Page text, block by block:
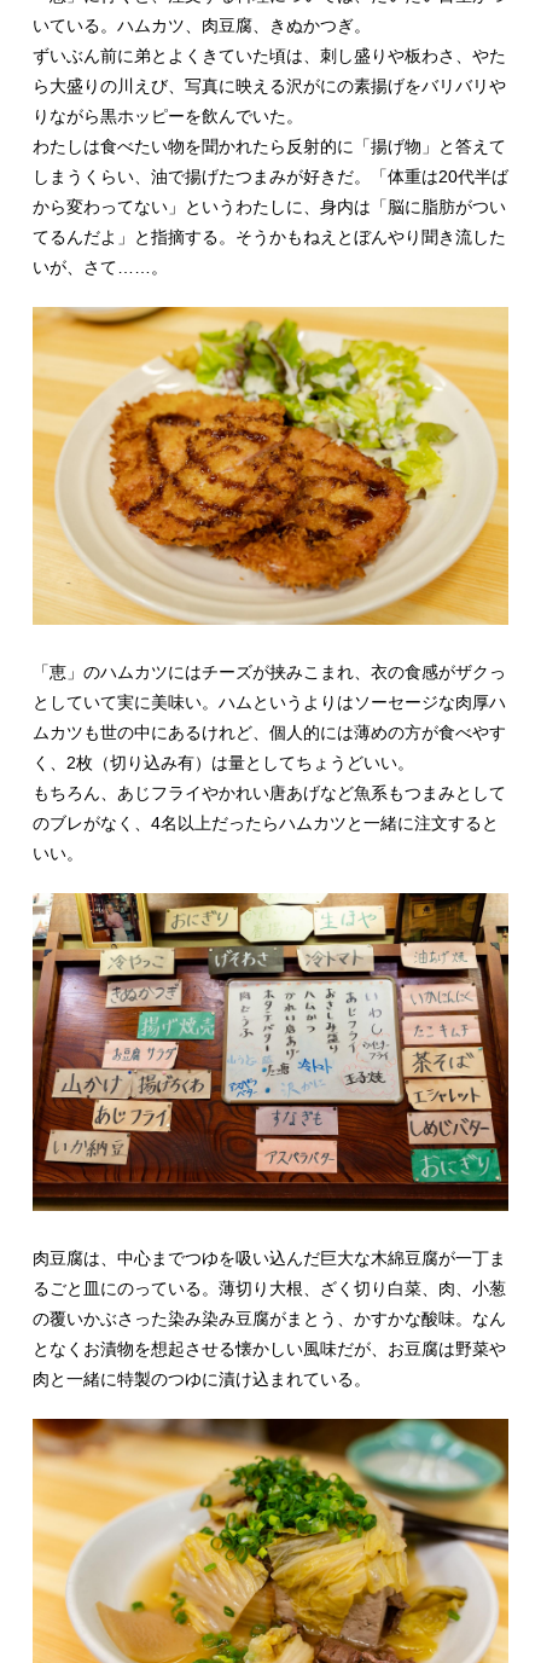
いている。ハムカツ、肉豆腐、きぬかつぎ。
ずいぶん前に弟とよくきていた頃は、刺し盛りや板わさ、やた
ら大盛りの川えび、写真に映える沢がにの素揚げをバリバリや
りながら黒ホッピーを飲んでいた。
わたしは食べたい物を聞かれたら反射的に「揚げ物」と答えて
しまうくらい、油で揚げたつまみが好きだ。「体重は20代半ば
から変わってない」というわたしに、身内は「脳に脂肪がつい
てるんだよ」と指摘する。そうかもねえとぼんやり聞き流した
いが、さて……。
「恵」のハムカツにはチーズが挟みこまれ、衣の食感がザクっ
としていて実に美味い。ハムというよりはソーセージな肉厚ハ
ムカツも世の中にあるけれど、個人的には薄めの方が食べやす
く、2枚（切り込み有）は量としてちょうどいい。
もちろん、あじフライやかれい唐あげなど魚系もつまみとして
のブレがなく、4名以上だったらハムカツと一緒に注文すると
いい。
肉豆腐は、中心までつゆを吸い込んだ巨大な木綿豆腐が一丁ま
るごと皿にのっている。薄切り大根、ざく切り白菜、肉、小葱
の覆いかぶさった染み染み豆腐がまとう、かすかな酸味。なん
となくお漬物を想起させる懐かしい風味だが、お豆腐は野菜や
肉と一緒に特製のつゆに漬け込まれている。